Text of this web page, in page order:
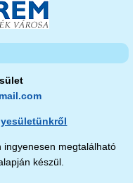
ingyenesen megtalálható
készül.